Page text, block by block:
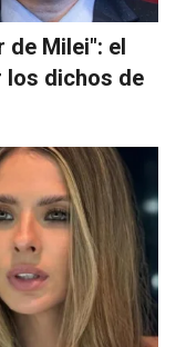
Milei": el
los dichos de